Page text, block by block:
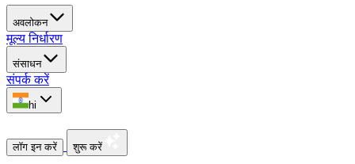
अवलोकन
मूल्य निर्धारण
संसाधन
संपर्क करें
hi
लॉग इन करें शुरू करें